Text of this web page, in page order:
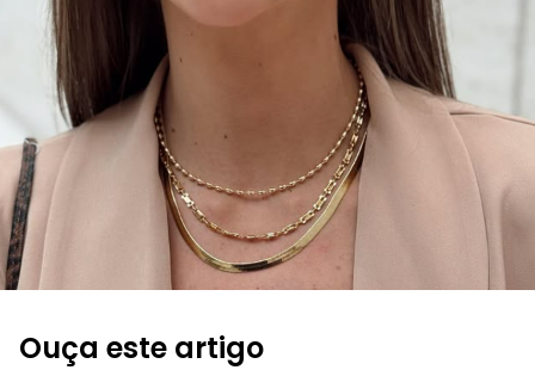
Ouça este artigo